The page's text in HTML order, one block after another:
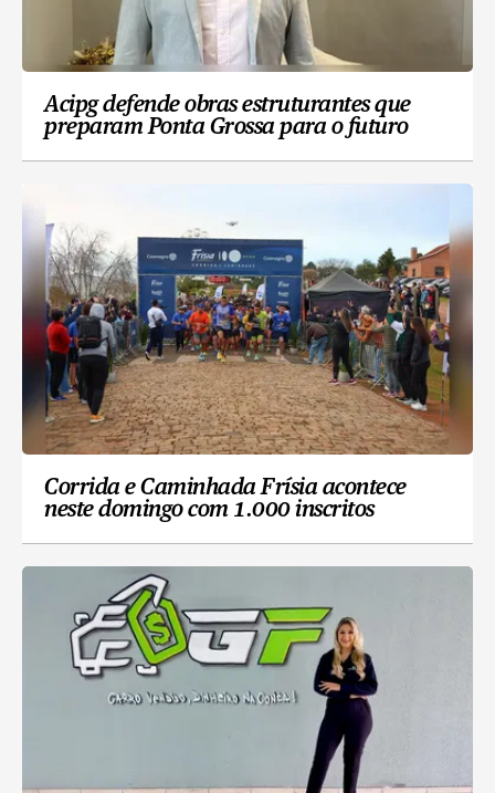
Acipg defende obras estruturantes que
preparam Ponta Grossa para o futuro
Corrida e Caminhada Frísia acontece
neste domingo com 1.000 inscritos